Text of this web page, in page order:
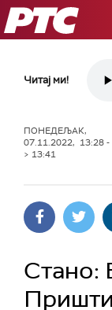
РТС
Читај ми!
ПОНЕДЕЉАК,
07.11.2022, 13:28 -
> 13:41
Стано: